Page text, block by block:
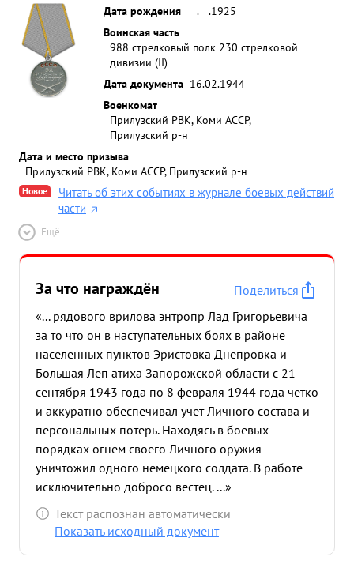
Дата рождения
__.__.1925
Воинская часть
988 стрелковый полк 230 стрелковой
дивизии (II)
Дата документа 16.02.1944
Военкомат
Прилузский РВК, Коми АССР,
Прилузский р-н
Дата и место призыва
Прилузский РВК, Коми АССР, Прилузский р-н
Новое
Читать об этих событиях в журнале боевых действий
части
Ещё
За что награждён
Поделиться
«... рядового врилова энтропр Лад Григорьевича
за то что он в наступательных боях в районе
населенных пунктов Эристовка Днепровка и
Большая Леп атиха Запорожской области с 21
сентября 1943 года по 8 февраля 1944 года четко
и аккуратно обеспечивал учет Личного состава и
персональных потерь. Находясь в боевых
порядках огнем своего Личного оружия
уничтожил одного немецкого солдата. В работе
исключительно добросо вестец. ...»
Текст распознан автоматически
Показать исходный документ